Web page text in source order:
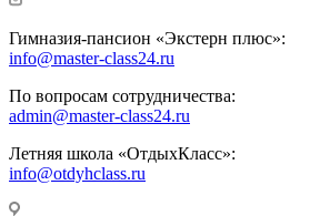
Гимназия-пансион «Экстерн плюс»:
info@master-class24.ru
По вопросам сотрудничества:
admin@master-class24.ru
Летняя школа «ОтдыхКласс»:
info@otdyhclass.ru